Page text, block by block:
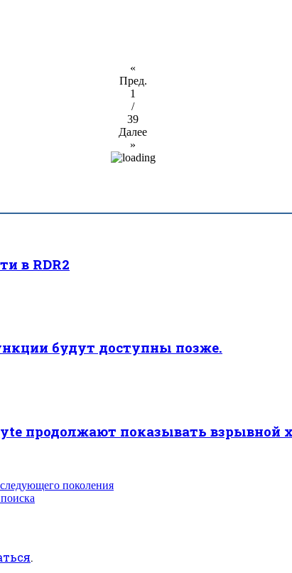
«
Пред.
1
/
39
Далее
»
в RDR2
будут доступны позже.
продолжают показывать взрывной
поколения
.